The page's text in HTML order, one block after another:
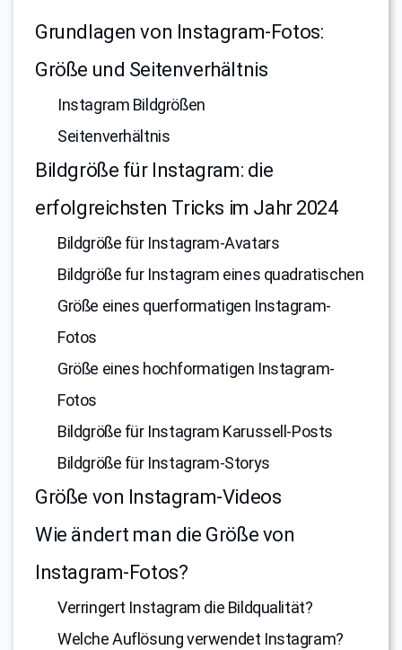
Grundlagen von Instagram-Fotos:
Größe und Seitenverhältnis
Instagram Bildgrößen
Seitenverhältnis
Bildgröße für Instagram: die
erfolgreichsten Tricks im Jahr 2024
Bildgröße für Instagram-Avatars
Bildgröße fur Instagram eines quadratischen
Größe eines querformatigen Instagram-
Fotos
Größe eines hochformatigen Instagram-
Fotos
Bildgröße für Instagram Karussell-Posts
Bildgröße für Instagram-Storys
Größe von Instagram-Videos
Wie ändert man die Größe von
Instagram-Fotos?
Verringert Instagram die Bildqualität?
Welche Auflösung verwendet Instagram?